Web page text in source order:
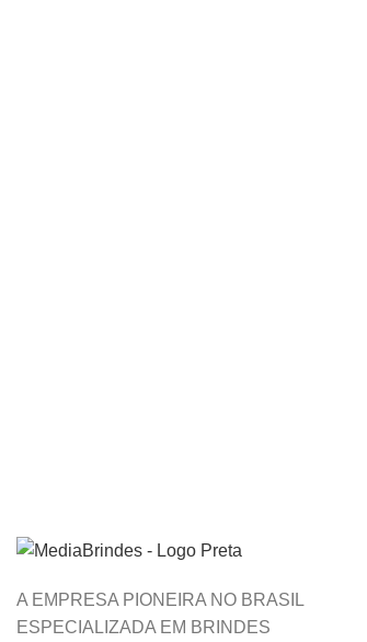
A EMPRESA PIONEIRA NO BRASIL
ESPECIALIZADA EM BRINDES